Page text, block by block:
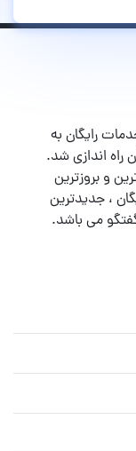
هدف ارائه خدمات رایگان به
راه اندازی شد.
و بروزترین
، جدیدترین
می باشد.